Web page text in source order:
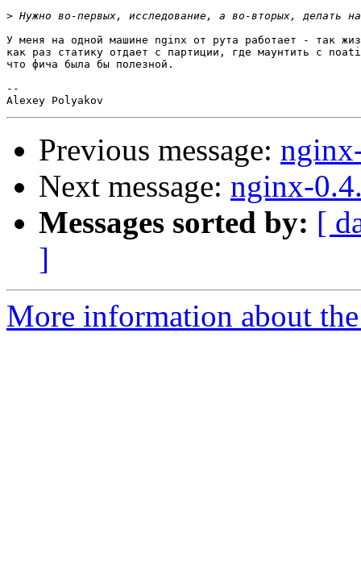
>
У меня на одной машине nginx от рута работает - так
как раз статику отдает с партиции, где маунтить с
что фича была бы полезной.
--
Previous message:
Next message: nginx-
Messages sorted by: [
]
More information about